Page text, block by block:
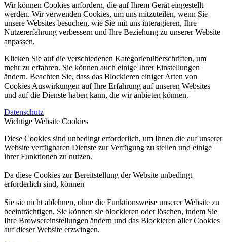
Wir können Cookies anfordern, die auf Ihrem Gerät eingestellt
werden. Wir verwenden Cookies, um uns mitzuteilen, wenn Sie
unsere Websites besuchen, wie Sie mit uns interagieren, Ihre
Nutzererfahrung verbessern und Ihre Beziehung zu unserer Website
anpassen.
Klicken Sie auf die verschiedenen Kategorienüberschriften, um
mehr zu erfahren. Sie können auch einige Ihrer Einstellungen
ändern. Beachten Sie, dass das Blockieren einiger Arten von
Cookies Auswirkungen auf Ihre Erfahrung auf unseren Websites
und auf die Dienste haben kann, die wir anbieten können.
Datenschutz
Wichtige Website Cookies
Diese Cookies sind unbedingt erforderlich, um Ihnen die auf unserer
Website verfügbaren Dienste zur Verfügung zu stellen und einige
ihrer Funktionen zu nutzen.
Da diese Cookies zur Bereitstellung der Website unbedingt
erforderlich sind, können
Sie sie nicht ablehnen, ohne die Funktionsweise unserer Website zu
beeinträchtigen. Sie können sie blockieren oder löschen, indem Sie
Ihre Browsereinstellungen ändern und das Blockieren aller Cookies
auf dieser Website erzwingen.